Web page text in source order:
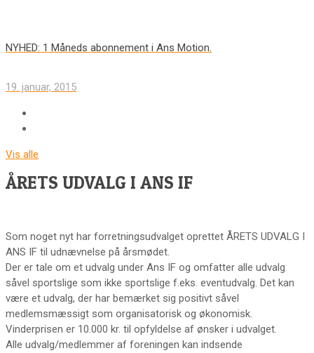
NYHED: 1 Måneds abonnement i Ans Motion.
19. januar, 2015
Vis alle
ÅRETS UDVALG I ANS IF
Som noget nyt har forretningsudvalget oprettet ÅRETS UDVALG I
ANS IF til udnævnelse på årsmødet.
Der er tale om et udvalg under Ans IF og omfatter alle udvalg
såvel sportslige som ikke sportslige f.eks. eventudvalg. Det kan
være et udvalg, der har bemærket sig positivt såvel
medlemsmæssigt som organisatorisk og økonomisk.
Vinderprisen er 10.000 kr. til opfyldelse af ønsker i udvalget.
Alle udvalg/medlemmer af foreningen kan indsende